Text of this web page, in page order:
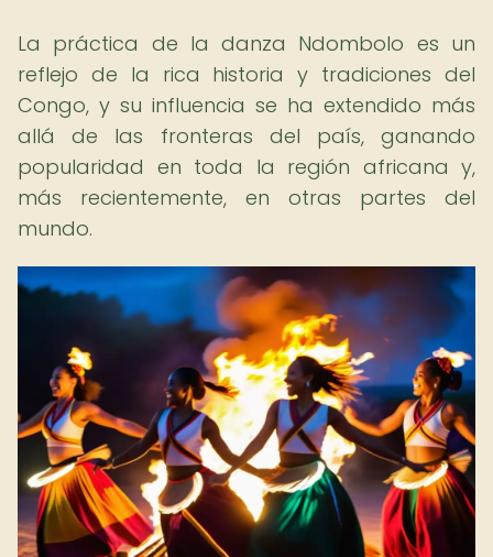
La práctica de la danza Ndombolo es un
reflejo de la rica historia y tradiciones del
Congo, y su influencia se ha extendido más
allá de las fronteras del país, ganando
popularidad en toda la región africana y,
más recientemente, en otras partes del
mundo.